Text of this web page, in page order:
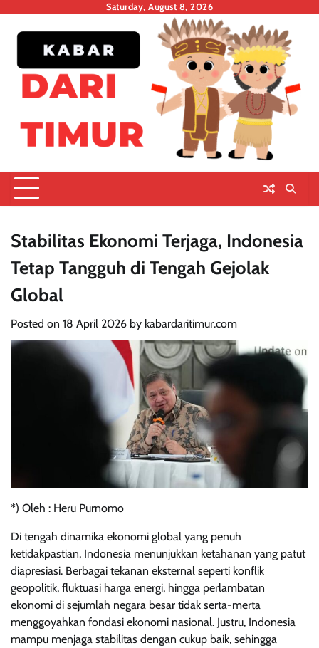
Saturday, August 8, 2026
Stabilitas Ekonomi Terjaga, Indonesia
Tetap Tangguh di Tengah Gejolak
Global
Posted on 18 April 2026 by kabardaritimur.com
*) Oleh : Heru Purnomo
Di tengah dinamika ekonomi global yang penuh
ketidakpastian, Indonesia menunjukkan ketahanan yang patut
diapresiasi. Berbagai tekanan eksternal seperti konflik
geopolitik, fluktuasi harga energi, hingga perlambatan
ekonomi di sejumlah negara besar tidak serta-merta
menggoyahkan fondasi ekonomi nasional. Justru, Indonesia
mampu menjaga stabilitas dengan cukup baik, sehingga